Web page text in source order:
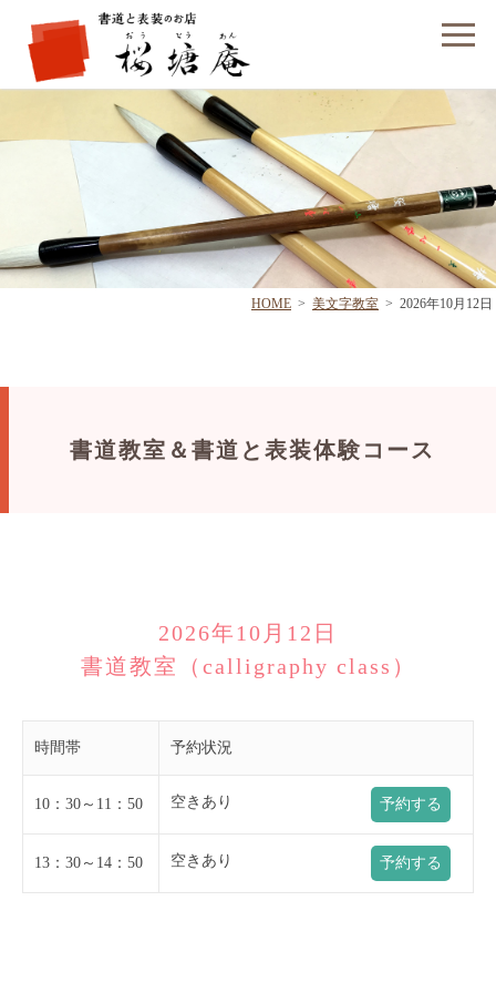
フォームでのお問い合わせ
HOME > 美文字教室 > 2026年10月12日
書道教室＆書道と表装体験コース
2026年10月12日
書道教室（calligraphy class）
時間帯 予約状況
10：30～11：50 空きあり 予約する
13：30～14：50 空きあり 予約する